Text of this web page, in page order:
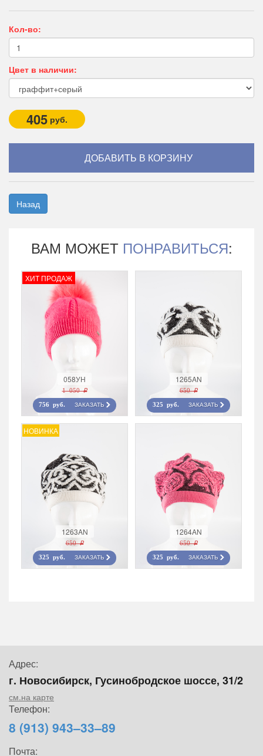
Кол-во:
Цвет в наличии:
405 руб.
Назад
ВАМ МОЖЕТ ПОНРАВИТЬСЯ:
ХИТ ПРОДАЖ
058УН
1 050 r
756 руб. ЗАКАЗАТЬ
1265AN
650 r
325 руб. ЗАКАЗАТЬ
НОВИНКА
1263AN
650 r
325 руб. ЗАКАЗАТЬ
1264AN
650 r
325 руб. ЗАКАЗАТЬ
Адрес:
г. Новосибирск, Гусинобродское шоссе, 31/2
см.на карте
Телефон:
8 (913) 943–33–89
Почта: